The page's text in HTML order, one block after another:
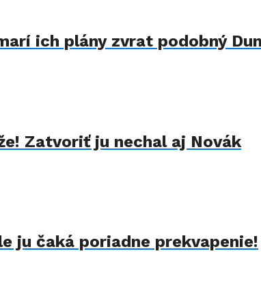
ich plány zvrat podobný
Zatvoriť ju nechal aj Novák
ju čaká poriadne prekvapenie!